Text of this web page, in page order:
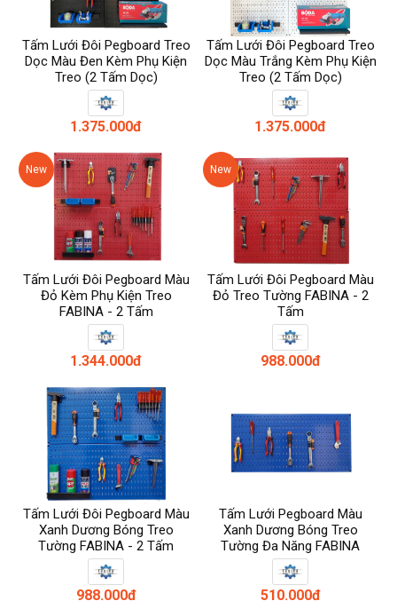
Tấm Lưới Đôi Pegboard Treo
Dọc Màu Đen Kèm Phụ Kiện
Treo (2 Tấm Dọc)
1.375.000đ
Tấm Lưới Đôi Pegboard Treo
Dọc Màu Trắng Kèm Phụ Kiện
Treo (2 Tấm Dọc)
1.375.000đ
New
Tấm Lưới Đôi Pegboard Màu
Đỏ Kèm Phụ Kiện Treo
FABINA - 2 Tấm
1.344.000đ
New
Tấm Lưới Đôi Pegboard Màu
Đỏ Treo Tường FABINA - 2
Tấm
988.000đ
Tấm Lưới Đôi Pegboard Màu
Xanh Dương Bóng Treo
Tường FABINA - 2 Tấm
988.000đ
Tấm Lưới Pegboard Màu
Xanh Dương Bóng Treo
Tường Đa Năng FABINA
510.000đ